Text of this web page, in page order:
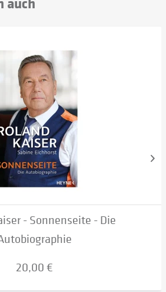
- Sonnenseite - Die
20,00 €